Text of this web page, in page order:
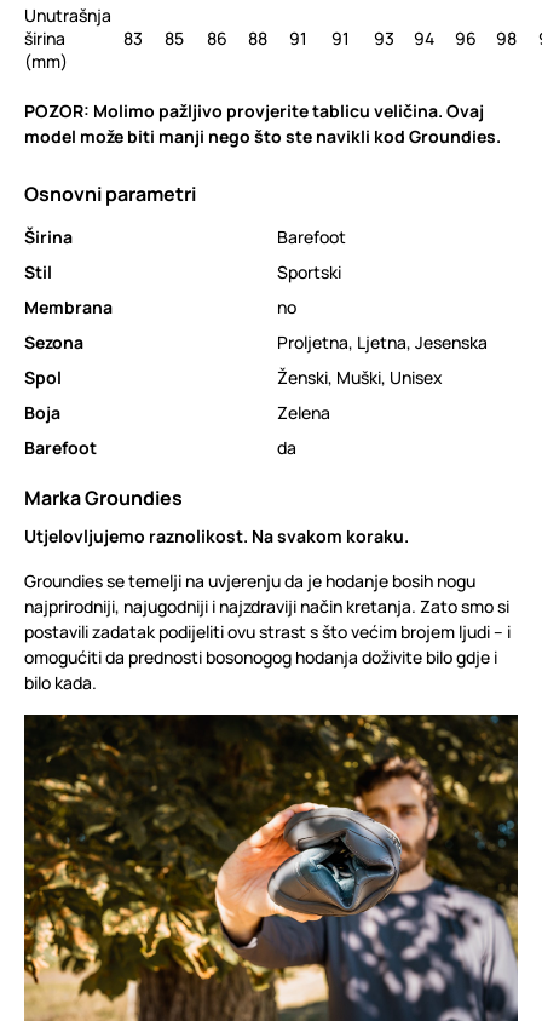
Unutrašnja
širina
(mm)
83 85 86 88 91 91 93 94 96 98
POZOR: Molimo pažljivo provjerite tablicu veličina. Ovaj
model može biti manji nego što ste navikli kod Groundies.
Osnovni parametri
Širina
Barefoot
Stil
Sportski
Membrana
no
Sezona
Proljetna, Ljetna, Jesenska
Spol
Ženski, Muški, Unisex
Boja
Zelena
Barefoot
da
Marka Groundies
Utjelovljujemo raznolikost. Na svakom koraku.
Groundies se temelji na uvjerenju da je hodanje bosih nogu
najprirodniji, najugodniji i najzdraviji način kretanja. Zato smo si
postavili zadatak podijeliti ovu strast s što većim brojem ljudi – i
omogućiti da prednosti bosonogog hodanja doživite bilo gdje i
bilo kada.